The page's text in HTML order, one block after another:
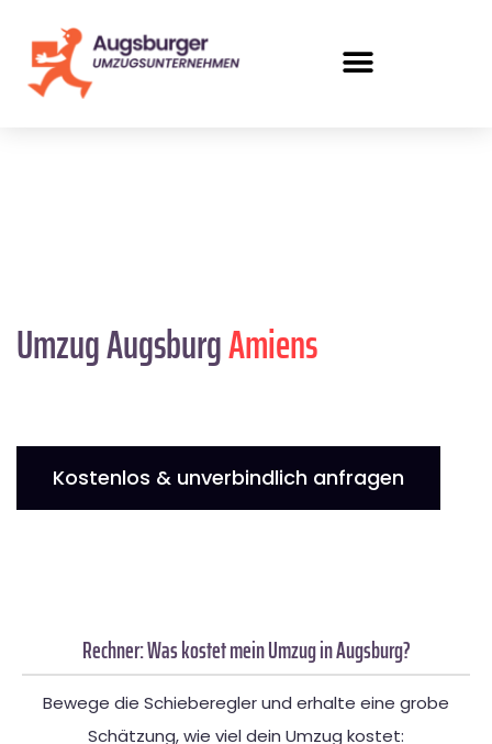
Umzug AugsburgAmiens
Kostenlos & unverbindlich anfragen
Rechner: Was kostet mein Umzug in Augsburg?
Bewege die Schieberegler und erhalte eine grobe
Schätzung, wie viel dein Umzug kostet: